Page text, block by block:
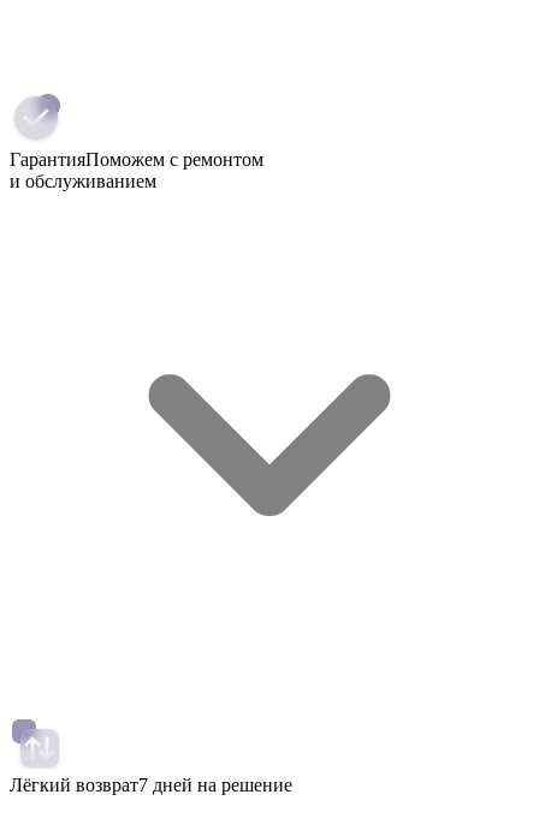
ГарантияПоможем с ремонтом
и обслуживанием
Лёгкий возврат7 дней на решение